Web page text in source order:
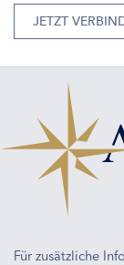
JETZT
Für zusätzliche